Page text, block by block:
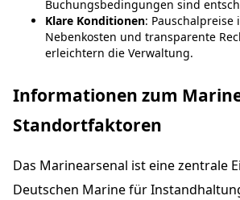
Buchungsbedingungen sind
Klare Konditionen: Pauschalpreise
Nebenkosten und transparente
erleichtern die Verwaltung.
Informationen zum
Standortfaktoren
Das Marinearsenal ist eine zentrale
Deutschen Marine für